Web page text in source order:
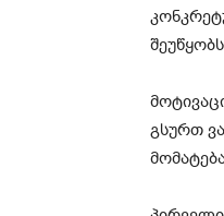
გსურთ